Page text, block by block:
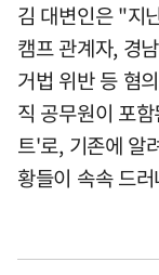
김 대변인은 "지
캠프 관계자, 경
거법 위반 등 혐
직 공무원이 포
트'로, 기존에 알
황들이 속속 드